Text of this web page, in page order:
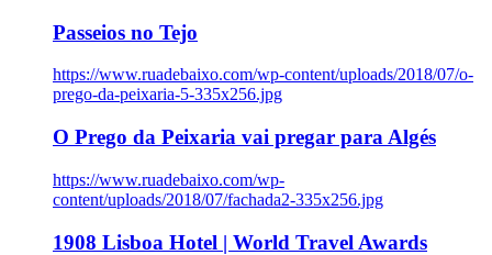
Passeios no Tejo
https://www.ruadebaixo.com/wp-content/uploads/2018/07/o-
prego-da-peixaria-5-335x256.jpg
O Prego da Peixaria vai pregar para Algés
https://www.ruadebaixo.com/wp-
content/uploads/2018/07/fachada2-335x256.jpg
1908 Lisboa Hotel | World Travel Awards